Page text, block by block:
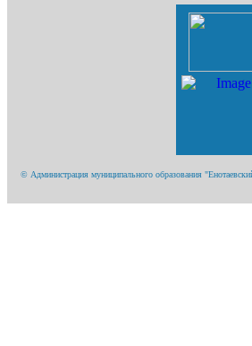
© Администрация муниципального образования